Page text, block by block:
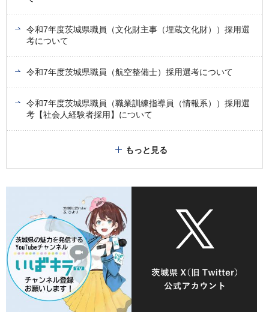
令和7年度茨城県職員（文化財主事（埋蔵文化財））採用選
考について
令和7年度茨城県職員（航空整備士）採用選考について
令和7年度茨城県職員（職業訓練指導員（情報系））採用選
考【社会人経験者採用】について
もっと見る